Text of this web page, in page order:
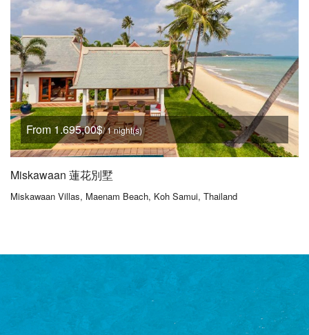
From 1.695,00$/ 1 night(s)
Miskawaan 蓮花別墅
Miskawaan Villas, Maenam Beach, Koh Samui, Thailand